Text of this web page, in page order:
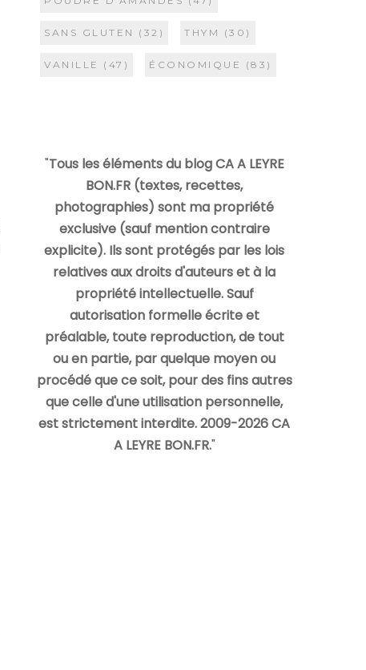
SANS GLUTEN (32) THYM (30)
VANILLE (47) ÉCONOMIQUE (83)
"Tous les éléments du blog CA A LEYRE
BON.FR (textes, recettes,
photographies) sont ma propriété
exclusive (sauf mention contraire
explicite). Ils sont protégés par les lois
relatives aux droits d'auteurs et à la
propriété intellectuelle. Sauf
autorisation formelle écrite et
préalable, toute reproduction, de tout
ou en partie, par quelque moyen ou
procédé que ce soit, pour des fins autres
que celle d'une utilisation personnelle,
est strictement interdite. 2009-2026 CA
A LEYRE BON.FR."